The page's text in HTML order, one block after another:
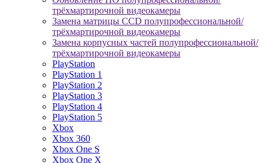
трёхмартирочной видеокамеры
Замена матрицы CCD полупрофессиональной/
трёхмартирочной видеокамеры
Замена корпусных частей полупрофессиональной/
трёхмартирочной видеокамеры
PlayStation
PlayStation 1
PlayStation 2
PlayStation 3
PlayStation 4
PlayStation 5
Xbox
Xbox 360
Xbox One S
Xbox One X